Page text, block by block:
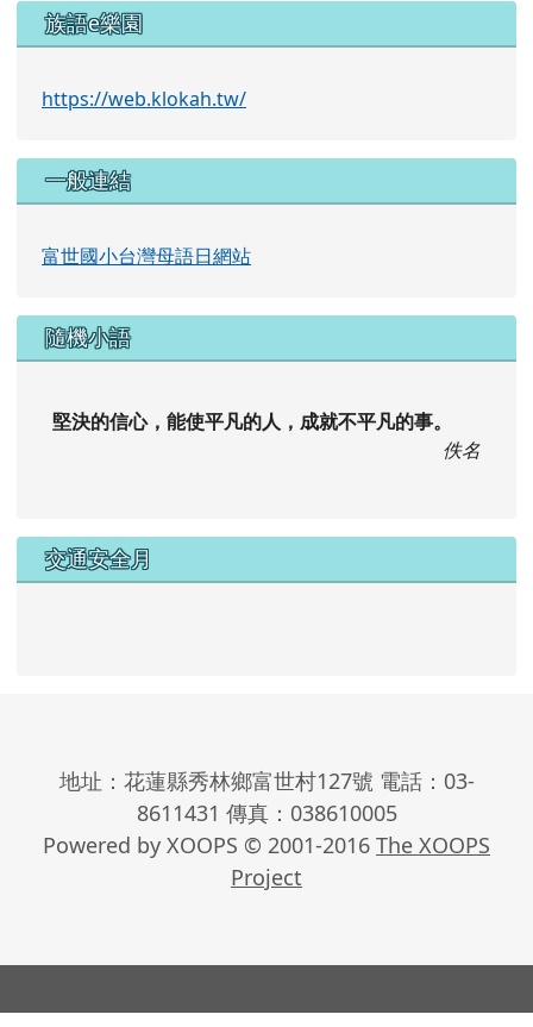
族語e樂園
https://web.klokah.tw/
一般連結
富世國小台灣母語日網站
隨機小語
堅決的信心，能使平凡的人，成就不平凡的事。
佚名
交通安全月
地址：花蓮縣秀林鄉富世村127號 電話：03-
8611431 傳真：038610005
Powered by XOOPS © 2001-2016 The XOOPS
Project